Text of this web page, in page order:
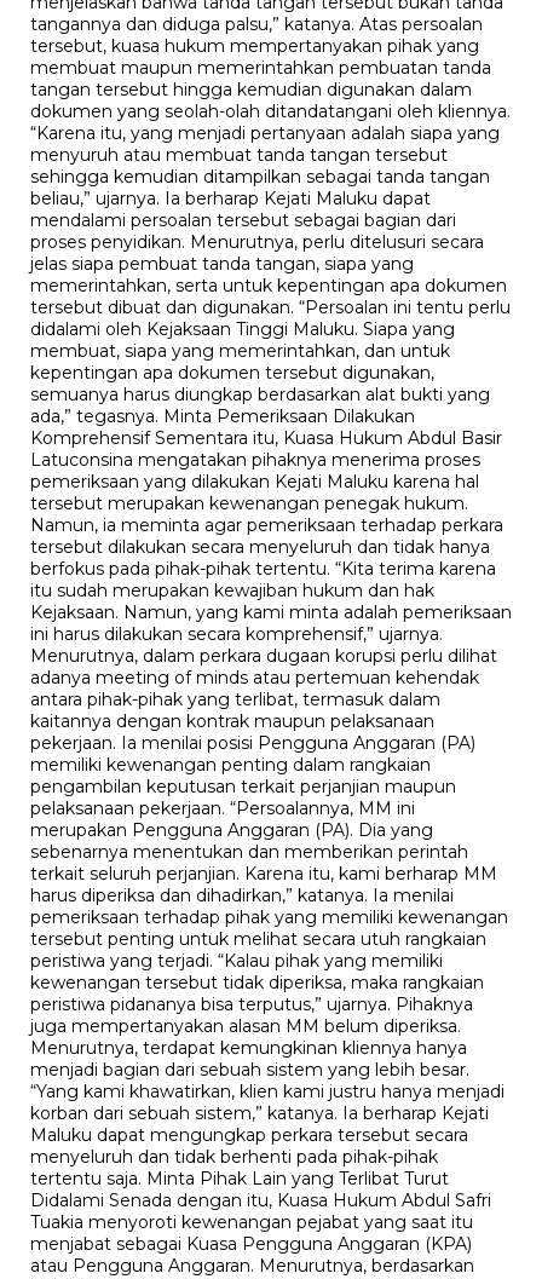
tangannya dan diduga palsu,” katanya. Atas persoalan
tersebut, kuasa hukum mempertanyakan pihak yang
membuat maupun memerintahkan pembuatan tanda
tangan tersebut hingga kemudian digunakan dalam
dokumen yang seolah-olah ditandatangani oleh kliennya.
“Karena itu, yang menjadi pertanyaan adalah siapa yang
menyuruh atau membuat tanda tangan tersebut
sehingga kemudian ditampilkan sebagai tanda tangan
beliau,” ujarnya. Ia berharap Kejati Maluku dapat
mendalami persoalan tersebut sebagai bagian dari
proses penyidikan. Menurutnya, perlu ditelusuri secara
jelas siapa pembuat tanda tangan, siapa yang
memerintahkan, serta untuk kepentingan apa dokumen
tersebut dibuat dan digunakan. “Persoalan ini tentu perlu
didalami oleh Kejaksaan Tinggi Maluku. Siapa yang
membuat, siapa yang memerintahkan, dan untuk
kepentingan apa dokumen tersebut digunakan,
semuanya harus diungkap berdasarkan alat bukti yang
ada,” tegasnya. Minta Pemeriksaan Dilakukan
Komprehensif Sementara itu, Kuasa Hukum Abdul Basir
Latuconsina mengatakan pihaknya menerima proses
pemeriksaan yang dilakukan Kejati Maluku karena hal
tersebut merupakan kewenangan penegak hukum.
Namun, ia meminta agar pemeriksaan terhadap perkara
tersebut dilakukan secara menyeluruh dan tidak hanya
berfokus pada pihak-pihak tertentu. “Kita terima karena
itu sudah merupakan kewajiban hukum dan hak
Kejaksaan. Namun, yang kami minta adalah pemeriksaan
ini harus dilakukan secara komprehensif,” ujarnya.
Menurutnya, dalam perkara dugaan korupsi perlu dilihat
adanya meeting of minds atau pertemuan kehendak
antara pihak-pihak yang terlibat, termasuk dalam
kaitannya dengan kontrak maupun pelaksanaan
pekerjaan. Ia menilai posisi Pengguna Anggaran (PA)
memiliki kewenangan penting dalam rangkaian
pengambilan keputusan terkait perjanjian maupun
pelaksanaan pekerjaan. “Persoalannya, MM ini
merupakan Pengguna Anggaran (PA). Dia yang
sebenarnya menentukan dan memberikan perintah
terkait seluruh perjanjian. Karena itu, kami berharap MM
harus diperiksa dan dihadirkan,” katanya. Ia menilai
pemeriksaan terhadap pihak yang memiliki kewenangan
tersebut penting untuk melihat secara utuh rangkaian
peristiwa yang terjadi. “Kalau pihak yang memiliki
kewenangan tersebut tidak diperiksa, maka rangkaian
peristiwa pidananya bisa terputus,” ujarnya. Pihaknya
juga mempertanyakan alasan MM belum diperiksa.
Menurutnya, terdapat kemungkinan kliennya hanya
menjadi bagian dari sebuah sistem yang lebih besar.
“Yang kami khawatirkan, klien kami justru hanya menjadi
korban dari sebuah sistem,” katanya. Ia berharap Kejati
Maluku dapat mengungkap perkara tersebut secara
menyeluruh dan tidak berhenti pada pihak-pihak
tertentu saja. Minta Pihak Lain yang Terlibat Turut
Didalami Senada dengan itu, Kuasa Hukum Abdul Safri
Tuakia menyoroti kewenangan pejabat yang saat itu
menjabat sebagai Kuasa Pengguna Anggaran (KPA)
atau Pengguna Anggaran. Menurutnya, berdasarkan